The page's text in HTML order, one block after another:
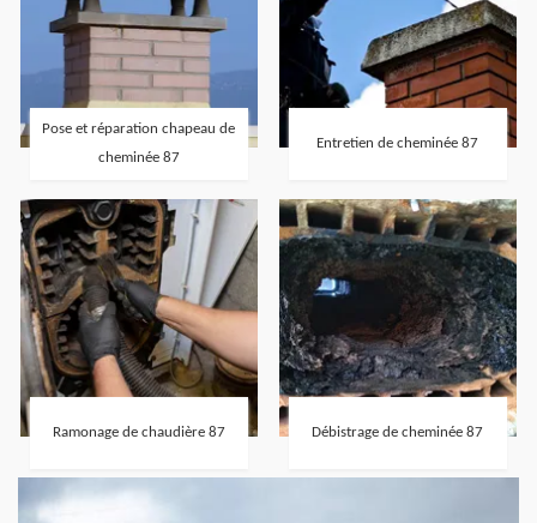
Pose et réparation chapeau de
cheminée 87
Entretien de cheminée 87
Ramonage de chaudière 87 Débistrage de cheminée 87